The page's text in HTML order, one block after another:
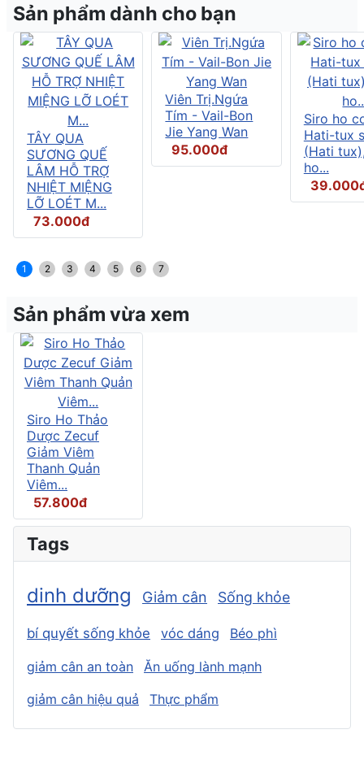
Sản phẩm dành cho bạn
TÂY QUA
SƯƠNG QUẾ
LÂM HỖ TRỢ
NHIỆT MIỆNG
LỠ LOÉT M...
73.000đ
Viên Trị.Ngứa
Tím - Vail-Bon
Jie Yang Wan
95.000đ
Siro ho
Hati-tux
(Hati
ho...
1 2 3 4 5 6 7
Sản phẩm vừa xem
Siro Ho Thảo
Dược Zecuf
Giảm Viêm
Thanh Quản
Viêm...
57.800đ
Tags
dinh dưỡng Giảm cân Sống khỏe
bí quyết sống khỏe vóc dáng Béo phì
giảm cân an toàn
Ăn uống lành mạnh
giảm cân hiệu quả
Thực phẩm